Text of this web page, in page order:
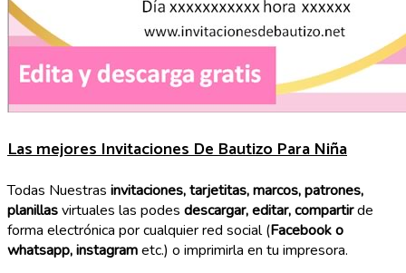
Las mejores Invitaciones De Bautizo Para Niña
Todas Nuestras invitaciones, tarjetitas, marcos, patrones,
planillasvirtuales las podes descargar, editar, compartirde
forma electrónica por cualquier red social (Facebook o
whatsapp, instagrametc.) o imprimirla en tu impresora.